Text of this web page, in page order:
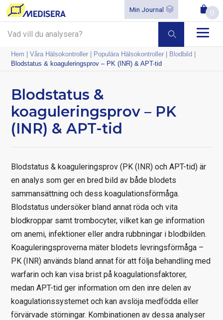
Min Journal 0
Hem |Våra Hälsokontroller | Populära Hälsokontroller | Blodbild |
Blodstatus & koaguleringsprov – PK (INR) & APT-tid
Blodstatus &
koaguleringsprov – PK
(INR) & APT-tid
Blodstatus & koaguleringsprov (PK (INR) och APT-tid) är
en analys som ger en bred bild av både blodets
sammansättning och dess koagulationsförmåga.
Blodstatus undersöker bland annat röda och vita
blodkroppar samt trombocyter, vilket kan ge information
om anemi, infektioner eller andra rubbningar i blodbilden.
Koaguleringsproverna mäter blodets levringsförmåga –
PK (INR) används bland annat för att följa behandling med
warfarin och kan visa brist på koagulationsfaktorer,
medan APT-tid ger information om den inre delen av
koagulationssystemet och kan avslöja medfödda eller
förvärvade störningar. Kombinationen av dessa analyser